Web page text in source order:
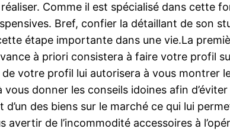
Comme il est spécialisé dans cette
Bref, confier la détaillant de son
étape importante dans une vie.La
à priori consistera à faire votre profil
votre profil lui autorisera à vous
donner les conseils idoines afin
d’un des biens sur le marché ce qui lui
avertir de l’incommodité accessoires à